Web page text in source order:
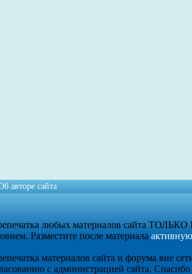
авторе сайта
любых материалов сайта
Разместите после материала
материалов сайта и форума вне
с администрацией сайта. Спасибо